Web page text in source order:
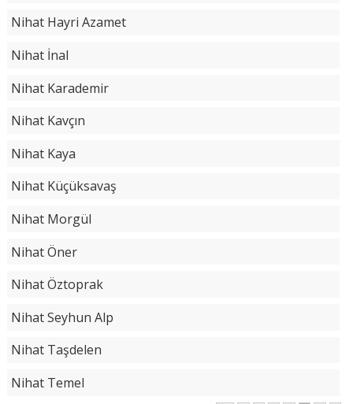
Nihat Hayri Azamet
Nihat İnal
Nihat Karademir
Nihat Kavçın
Nihat Kaya
Nihat Küçüksavaş
Nihat Morgül
Nihat Öner
Nihat Öztoprak
Nihat Seyhun Alp
Nihat Taşdelen
Nihat Temel